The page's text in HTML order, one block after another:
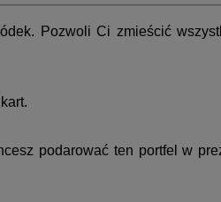
Pozwoli Ci zmieścić
podarować ten portfel w